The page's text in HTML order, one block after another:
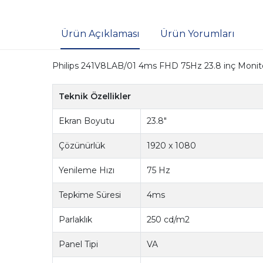
Ürün Açıklaması Ürün Yorumları
Philips 241V8LAB/01 4ms FHD 75Hz 23.8 inç
Teknik Özellikler
Ekran Boyutu 23.8"
Çözünürlük 1920 x 1080
Yenileme Hızı 75 Hz
Tepkime Süresi 4ms
Parlaklık 250 cd/m2
Panel Tipi VA